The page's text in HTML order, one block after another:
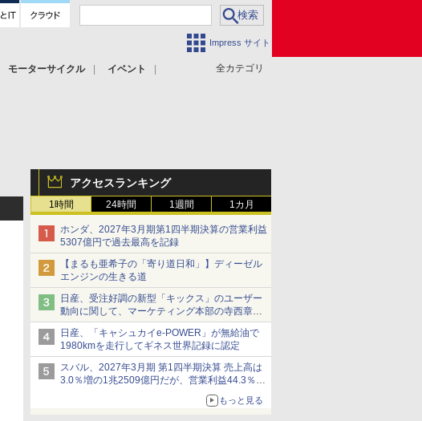
Impress サイト
全カテゴリ
モーターサイクル
イベント
アクセスランキング
1時間 24時間 1週間 1カ月
ホンダ、2027年3月期第1四半期決算の営業利益
5307億円で過去最高を記録
【まるも亜希子の「寄り道日和」】ディーゼル
エンジンの生きる道
日産、受注好調の新型「キックス」のユーザー
動向に関して、マーケティング本部の寺西章氏
が解説
日産、「キャシュカイe-POWER」が無給油で
1980kmを走行してギネス世界記録に認定
スバル、2027年3月期 第1四半期決算 売上高は
3.0％増の1兆2509億円だが、営業利益44.3％減
の426億円、当期利益10.3％減の492億円で増収
もっと見る